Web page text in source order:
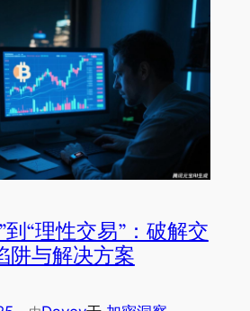
到“理性交易”：破解交
阱与解决方案